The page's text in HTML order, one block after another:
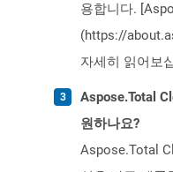
용합니다.
(https://
자세히 읽어보
Aspose.Total
원하나요?
Aspose.Total